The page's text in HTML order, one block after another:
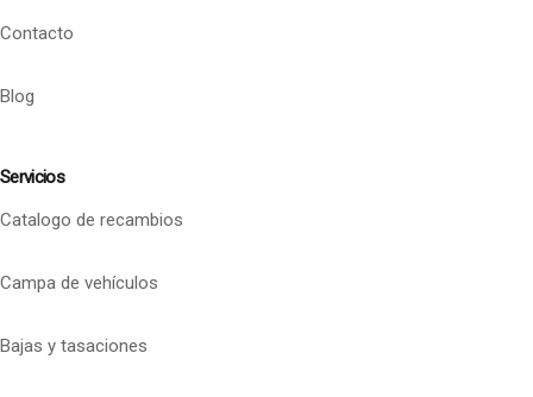
Contacto
Blog
Servicios
Catalogo de recambios
Campa de vehículos
Bajas y tasaciones